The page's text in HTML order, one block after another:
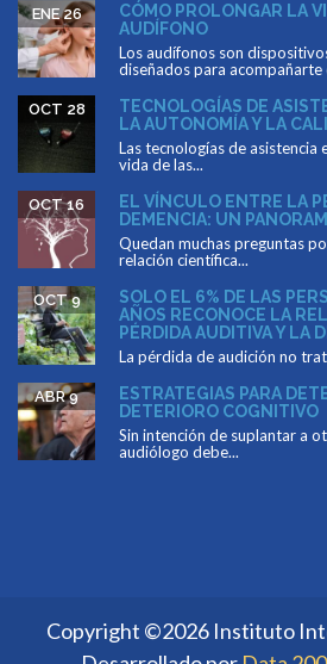
CÓMO PROLONGAR LA
AUDÍFONO
ENE 26
Los audífonos son
diseñados para acompañarte
TECNOLOGÍAS DE
LA AUTONOMÍA Y LA
OCT 28
Las tecnologías de asistencia
vida de las...
EL VÍNCULO ENTRE LA
DEMENCIA: UN
OCT 16
Quedan muchas preguntas
relación científica...
SOLO EL 6% DE LAS
AÑOS RECONOCE LA
PÉRDIDA AUDITIVA Y LA
OCT 9
La pérdida de audición no
ESTRATEGIAS PARA
DETERIORO COGNITIVO
ABR 9
Sin intención de suplantar a
audiólogo debe...
Copyright ©2026 Instituto